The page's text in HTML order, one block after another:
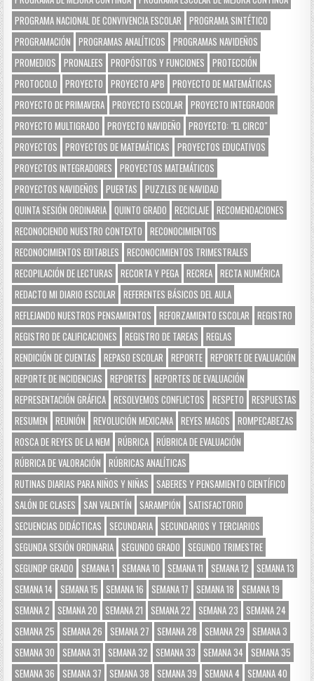
PROGRAMA NACIONAL DE CONVIVENCIA ESCOLAR
PROGRAMA SINTÉTICO
PROGRAMACIÓN
PROGRAMAS ANALÍTICOS
PROGRAMAS NAVIDEÑOS
PROMEDIOS
PRONALEES PROPÓSITOS Y FUNCIONES
PROTECCIÓN
PROTOCOLO
PROYECTO PROYECTO APB
PROYECTO DE MATEMÁTICAS
PROYECTO DE PRIMAVERA PROYECTO ESCOLAR
PROYECTO INTEGRADOR
PROYECTO MULTIGRADO
PROYECTO NAVIDEÑO
PROYECTO: "EL CIRCO"
PROYECTOS
PROYECTOS DE MATEMÁTICAS
PROYECTOS EDUCATIVOS
PROYECTOS INTEGRADORES
PROYECTOS MATEMÁTICOS
PROYECTOS NAVIDEÑOS
PUERTAS
PUZZLES DE NAVIDAD
QUINTA SESIÓN ORDINARIA QUINTO GRADO RECICLAJE RECOMENDACIONES
RECONOCIENDO NUESTRO CONTEXTO
RECONOCIMIENTOS
RECONOCIMIENTOS EDITABLES
RECONOCIMIENTOS TRIMESTRALES
RECOPILACIÓN DE LECTURAS
RECORTA Y PEGA RECREA RECTA NUMÉRICA
REDACTO MI DIARIO ESCOLAR
REFERENTES BÁSICOS DEL AULA
REFLEJANDO NUESTROS PENSAMIENTOS
REFORZAMIENTO ESCOLAR
REGISTRO
REGISTRO DE CALIFICACIONES
REGISTRO DE TAREAS
REGLAS
RENDICIÓN DE CUENTAS
REPASO ESCOLAR REPORTE REPORTE DE EVALUACIÓN
REPORTE DE INCIDENCIAS
REPORTES
REPORTES DE EVALUACIÓN
REPRESENTACIÓN GRÁFICA RESOLVEMOS CONFLICTOS RESPETO
RESPUESTAS
RESUMEN
REUNIÓN REVOLUCIÓN MEXICANA REYES MAGOS
ROMPECABEZAS
ROSCA DE REYES DE LA NEM
RÚBRICA RÚBRICA DE EVALUACIÓN
RÚBRICA DE VALORACIÓN
RÚBRICAS ANALÍTICAS
RUTINAS DIARIAS PARA NIÑOS Y NIÑAS
SABERES Y PENSAMIENTO CIENTÍFICO
SALÓN DE CLASES
SAN VALENTÍN SARAMPIÓN
SATISFACTORIO
SECUENCIAS DIDÁCTICAS
SECUNDARIA SECUNDARIOS Y TERCIARIOS
SEGUNDA SESIÓN ORDINARIA SEGUNDO GRADO
SEGUNDO TRIMESTRE
SEGUNDP GRADO
SEMANA 1 SEMANA 10 SEMANA 11 SEMANA 12
SEMANA 13
SEMANA 14
SEMANA 15 SEMANA 16 SEMANA 17 SEMANA 18
SEMANA 19
SEMANA 2
SEMANA 20 SEMANA 21 SEMANA 22 SEMANA 23
SEMANA 24
SEMANA 25
SEMANA 26 SEMANA 27 SEMANA 28 SEMANA 29
SEMANA 3
SEMANA 30
SEMANA 31 SEMANA 32 SEMANA 33 SEMANA 34
SEMANA 35
SEMANA 36
SEMANA 37 SEMANA 38 SEMANA 39 SEMANA 4
SEMANA 40